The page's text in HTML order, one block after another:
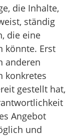
die Inhalte,
ständig
die eine
könnte. Erst
anderen
konkretes
gestellt hat,
Angebot
und